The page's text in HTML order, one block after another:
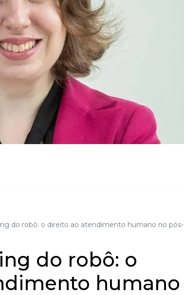
do robô: o direito ao atendimento humano no pós-
do robô: o
humano